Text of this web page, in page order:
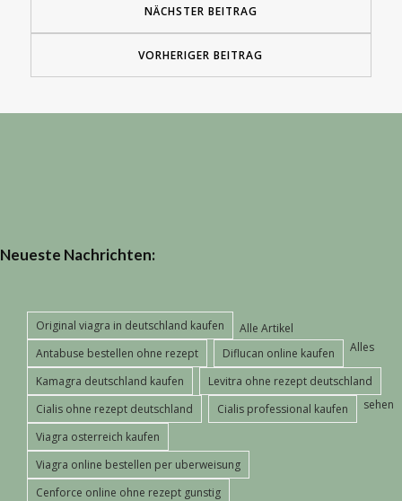
NÄCHSTER BEITRAG
VORHERIGER BEITRAG
Neueste Nachrichten:
Original viagra in deutschland kaufen
Antabuse bestellen ohne rezept
Diflucan online kaufen
Kamagra deutschland kaufen
Levitra ohne rezept deutschland
Cialis ohne rezept deutschland
Cialis professional kaufen
Viagra osterreich kaufen
Viagra online bestellen per uberweisung
Cenforce online ohne rezept gunstig
Alle Artikel
Alles
sehen